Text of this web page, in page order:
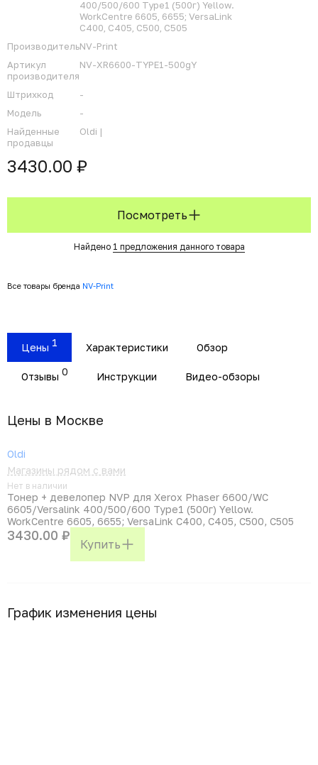
400/500/600 Type1 (500г) Yellow.
WorkCentre 6605, 6655; VersaLink
C400, C405, C500, С505
ПроизводительNV-Print
Артикул
производителя
NV-XR6600-TYPE1-500gY
Штрихкод
-
Модель
-
Найденные
продавцы
Oldi |
3430.00 ₽
Посмотреть
Найдено 1 предложения данного товара
Все товары бренда NV-Print
Цены 1 Характеристики Обзор
Отзывы 0 Инструкции Видео-обзоры
Цены в Москвe
Oldi
Магазины рядом с вами
Нет в наличии
Тонер + девелопер NVP для Xerox Phaser 6600/WC
6605/Versalink 400/500/600 Type1 (500г) Yellow.
WorkCentre 6605, 6655; VersaLink C400, C405, C500, С505
3430.00 ₽
Купить
График изменения цены